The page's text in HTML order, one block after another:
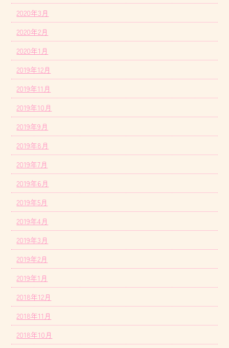
2020年3月
2020年2月
2020年1月
2019年12月
2019年11月
2019年10月
2019年9月
2019年8月
2019年7月
2019年6月
2019年5月
2019年4月
2019年3月
2019年2月
2019年1月
2018年12月
2018年11月
2018年10月